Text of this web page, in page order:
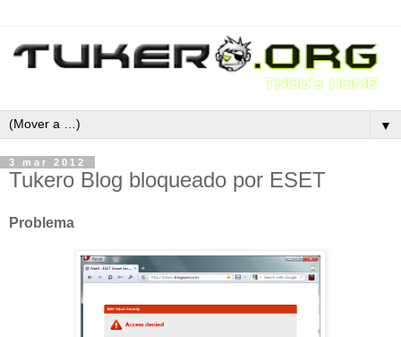
▼
3 mar 2012
Tukero Blog bloqueado por ESET
Problema